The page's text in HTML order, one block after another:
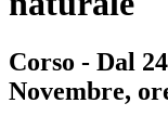
Corso - Dal
Novembre,